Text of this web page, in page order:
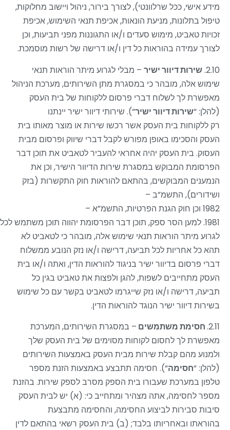
מידע אישי, ככל שרלוונטי), לצורך בירור, ניהול ויישוב מחלוקות,
טיפול בתלונות, מניעת הונאות, אכיפת תנאי השימוש, אכיפת
זכויות טאביט, מימוש סעדים ו/או התגוננות מפני תביעות, וכן
לצורך עמידה בהוראות כל דין ו/או דרישה של רשות מוסמכת.
2.10. שירות דיוור ישיר – מבלי לגרוע מיתר הוראות תנאי
שימוש אלה, מובהר כי במסגרת מתן השירותים, מערכת הניהול
מאפשרת לך לשלוח דברי פרסום ללקוחות של בית העסק
(להלן: “שירות דיוור ישיר“). שירותי דיוור ישיר יינתנו
רק ללקוחות בית העסק אשר רכשו שירות או מוצר מאותו בית
העסק והסכימו באופן מפורש לקבל דברי שיווק ופרסום מבית
העסוק. בית העסק יהיה אחראי להעביר לטאביט את תוכן דבר
הפרסומת המבוקש במסגרת שירות הדיוור הישיר, וכן את
הנמענים המבוקשים, בהתאם להוראות חוק התקשרות (בזק
ושידורים), התשמ”ב –
1982 וכן חוק הגנת הפרטיות,
התשמ”א –
1981. למען הסר ספק, תוכן דבר הפרסומת יהווה תוכן משתמש לכל דבר ועניין, לרבות ביחס לאחריות בית העסק ביחס לתוכן דבר הפרסומת ועמידתו בהוראות כל דין.
לגרוע מיתר הוראות תנאי שימוש אלה, מובהר כי לטאביט לא
תהא כל אחריות לכל תביעה, דרישה ו/או נזק הנובע ממשלוח
דברי פרסום בדיוור ישיר בניגוד להוראות הדין, ואתה ו/או בית
העסק מתחייבים לשפות, להגן ולפצות את טאביט בגין כל
תביעה, דרישה ו/או נזק שייגרמו לטאביט בקשר עם כל שימוש
בשירות דיוור ישיר הנוגד להוראות הדין.
2.11. חסימת משתמשים – במסגרת השירותים, המערכת
מאפשרת לך לחסום לקוחות מסוימים של בית העסק שלך
ולמנוע מהם קבלת שירות מבית העסק באמצעות השירותים
(להלן: “חסימה“). חסימה תתבצע באמצעות הזנת מספר
טלפון במערכת שעבורו בית הספק מסרב לספק שירות. בהזנת
מספר לחסימה, אתה מצהיר ומתחייב כי: (א) יש לבית העסק
סיבות סבירות לביצוע החסימה, והחסימה מתבצעת
בהוראתו ובאחריותו בלבד; (ב) בית העסק רשאי בהתאם לדין